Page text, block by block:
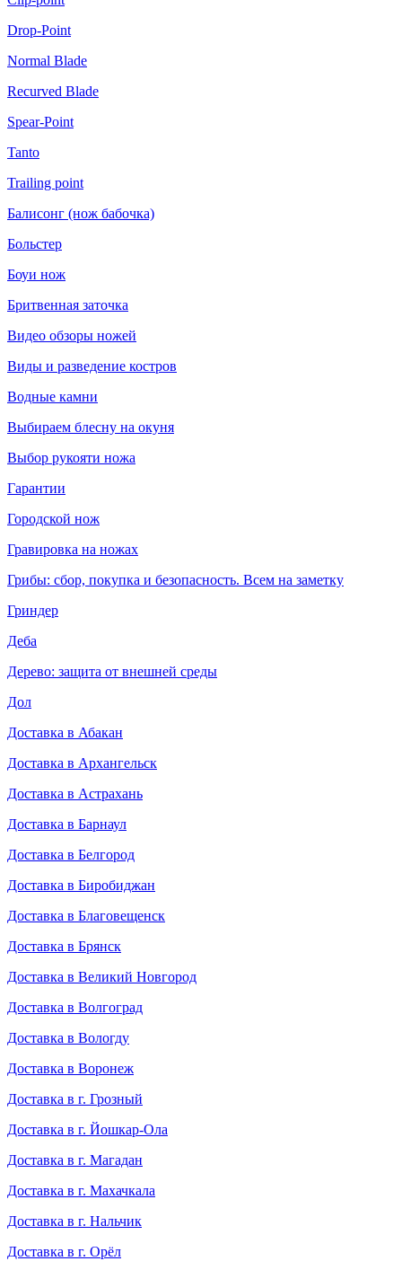
Drop-Point
Normal Blade
Recurved Blade
Spear-Point
Tanto
Trailing point
Балисонг (нож бабочка)
Больстер
Боуи нож
Бритвенная заточка
Видео обзоры ножей
Виды и разведение костров
Водные камни
Выбираем блесну на окуня
Выбор рукояти ножа
Гарантии
Городской нож
Гравировка на ножах
Грибы: сбор, покупка и безопасность. Всем на заметку
Гриндер
Деба
Дерево: защита от внешней среды
Дол
Доставка в Абакан
Доставка в Архангельск
Доставка в Астрахань
Доставка в Барнаул
Доставка в Белгород
Доставка в Биробиджан
Доставка в Благовещенск
Доставка в Брянск
Доставка в Великий Новгород
Доставка в Волгоград
Доставка в Вологду
Доставка в Воронеж
Доставка в г. Грозный
Доставка в г. Йошкар-Ола
Доставка в г. Магадан
Доставка в г. Махачкала
Доставка в г. Нальчик
Доставка в г. Орёл